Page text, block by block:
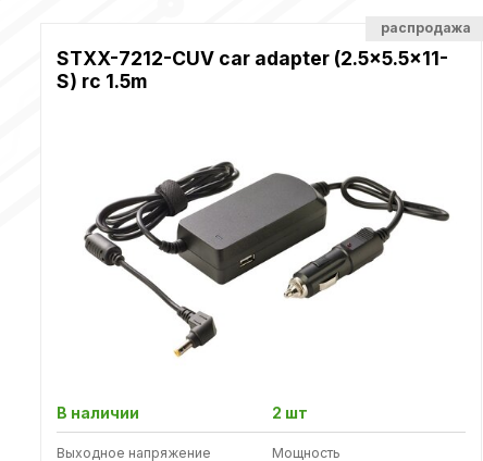
распродажа
STXX-7212-CUV car adapter (2.5x5.5x11-
S) rc 1.5m
В наличии 2 шт
Выходное напряжение Мощность